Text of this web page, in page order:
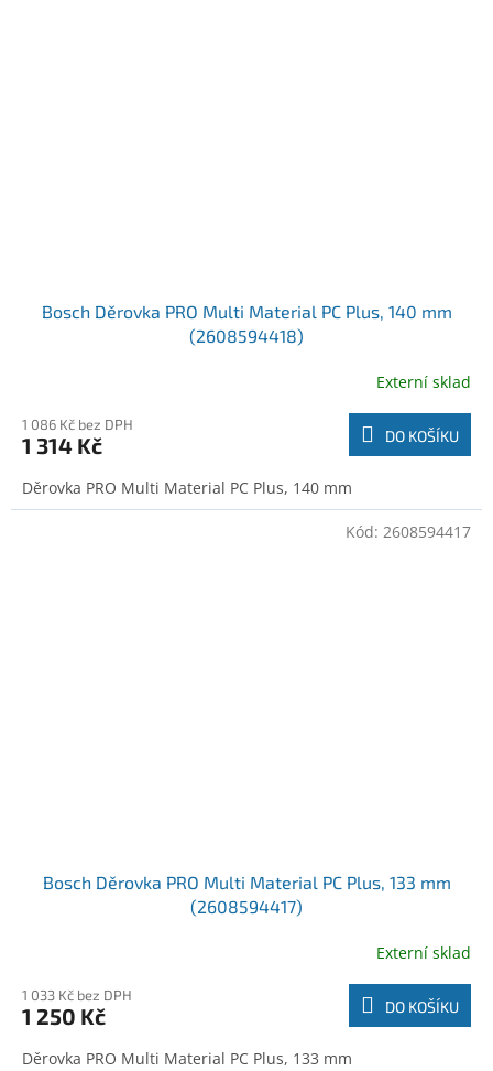
Bosch Děrovka PRO Multi Material PC Plus, 140 mm
(2608594418)
Externí sklad
1 086 Kč bez DPH
1 314 Kč DO KOŠÍKU
Děrovka PRO Multi Material PC Plus, 140 mm
Bosch Děrovka PRO Multi Material PC Plus, 133 mm
(2608594417)
Externí sklad
1 033 Kč bez DPH
1 250 Kč DO KOŠÍKU
Děrovka PRO Multi Material PC Plus, 133 mm
Kód: 2608594417